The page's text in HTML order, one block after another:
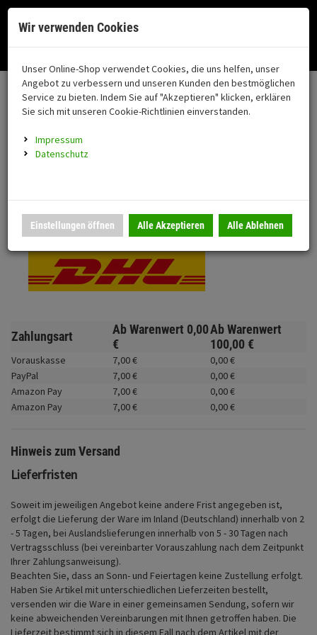
Fahrzeugteile
Alle Kategorien
FAHRZEUGTEILE
Montageständer
Beleuchtung
Fahrwerk
Zubehör
Merchandise
Neuheiten
coming soon
Anmelden | Registrieren Merkzettel
Ihr Warenkorb ist momentan leer.
Ergebnisse () Fertig
Nutzung unserer Dienste erklären Sie sich damit einverstanden!
Okay Datenschutz
Menü
Motorrad auswählen
Versand & Lieferung
Bitte wählen Sie Ihr Lieferland.
DHL National
Zahlungsart Ab Warenwert 0,00
€
Ab Warenwert
100,00 €
Vorauskasse 7,00€ 0,00€
PayPal
7,00€ 0,00€
Amazon Pay
7,00€ 0,00€
Amazon Pay
7,00€ 0,00€
Hinweis zum Versand
Lieferfristen
Soweit im jeweiligen Angebot keine andere Frist angegeben ist,
erfolgt die Lieferung der Ware im Inland (Deutschland) innerhalb von 2
- 5 Tagen, bei Auslandslieferungen innerhalb von 5 - 30 Tagen nach
Vertragsschluss (bei vereinbarter Vorauszahlung nach dem Zeitpunkt
Ihrer Zahlungsanweisung).
Beachten Sie, dass an Sonn- und Feiertagen keine Zustellung erfolgt.
Haben Sie Artikel mit unterschiedlichen Lieferzeiten bestellt,
versenden wir die Ware in einer gemeinsamen Sendung, sofern wir
keine abweichenden Vereinbarungen mit Ihnen getroffen haben. Die
Lieferzeit bestimmt sich in diesem Fall nach dem Artikel mit der
Wir verwenden Cookies
Unser Online-Shop verwendet Cookies, die uns helfen, unser
Angebot zu verbessern und unseren Kunden den bestmöglichen
Service zu bieten. Indem Sie auf "Akzeptieren" klicken, erklären
Sie sich mit unseren Cookie-Richtlinien einverstanden.
Impressum
Datenschutz
Einstellungen öffnen Alle Akzeptieren Alle Ablehnen